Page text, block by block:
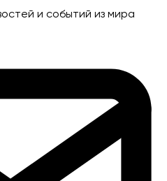
и событий из мира